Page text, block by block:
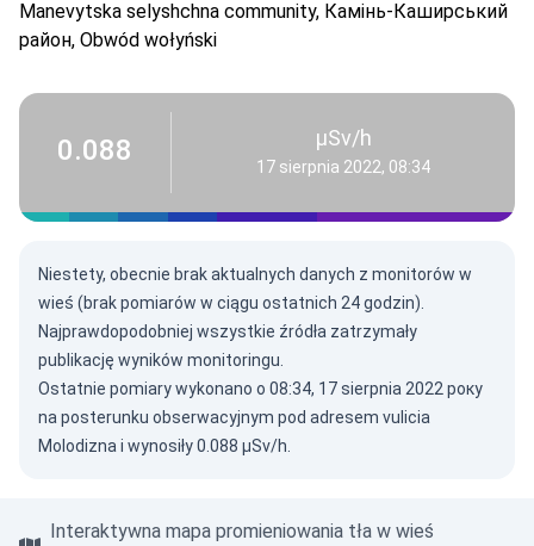
Manevytska selyshchna community, Камінь-Каширський
район, Obwód wołyński
0.088 µSv/h
17 sierpnia 2022, 08:34
Niestety, obecnie brak aktualnych danych z monitorów w
wieś (brak pomiarów w ciągu ostatnich 24 godzin).
Najprawdopodobniej wszystkie źródła zatrzymały
publikację wyników monitoringu.
Ostatnie pomiary wykonano o 08:34, 17 sierpnia 2022 року
na posterunku obserwacyjnym pod adresem vulicia
Molodizna i wynosiły 0.088 µSv/h.
Interaktywna mapa promieniowania tła w wieś